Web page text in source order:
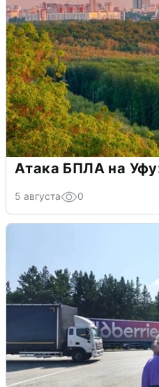
Атака БПЛА на
5 августа 0